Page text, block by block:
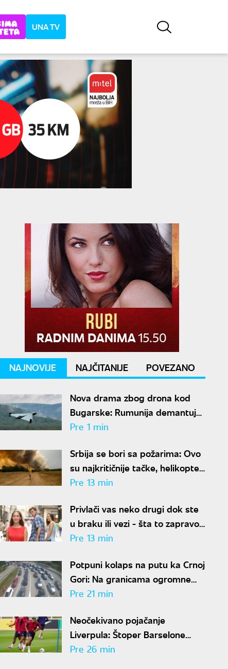
UNA TV
NAJNOVIJE NAJČITANIJE POVEZANO
Nova drama zbog drona kod
Bugarske: Rumunija demantuje
da je letelica ušla iz njenog
Pre 1 min
Srbija se bori sa požarima: Ovo
su najkritičnije tačke, helikopteri
danima gase vatru
Pre 13 min
Privlači vas neko drugi dok ste
u braku ili vezi - šta to zapravo
znači?
Pre 13 min
Potpuni kolaps na putu ka Crnoj
Gori: Na granicama ogromne
gužve, vozači upozoravaju na
Pre 21 min
Neočekivano pojačanje
Liverpula: Štoper Barselone
stiže na Enfild
Pre 26 min